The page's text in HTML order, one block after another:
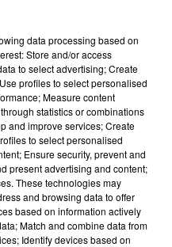
jusqu'en 2027
data processing based on
Store and/or access
to select advertising; Create
profiles to select personalised
Measure content
statistics or combinations
and improve services; Create
to select personalised
Ensure security, prevent and
present advertising and content;
These technologies may
and browsing data to offer
based on information actively
Match and combine data from
Identify devices based on